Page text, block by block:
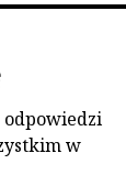
odpowiedzi
w